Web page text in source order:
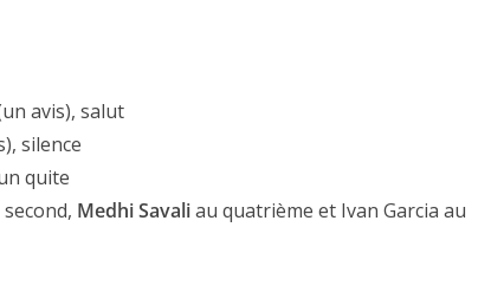
avis), salut
silence
quite
Medhi Savaliau quatrième et Ivan Garcia au